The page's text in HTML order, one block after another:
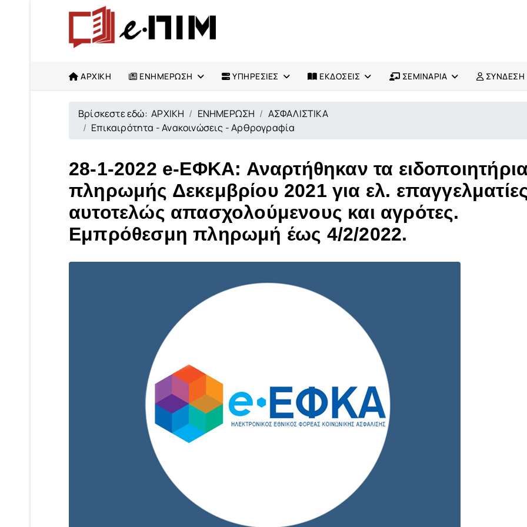
ΑΡΧΙΚΗ ΕΝΗΜΕΡΩΣΗ ΥΠΗΡΕΣΙΕΣ ΕΚΔΟΣΕΙΣ ΣΕΜΙΝΑΡΙΑ ΣΥΝΔΕΣΗ
Βρίσκεστε εδώ:ΑΡΧΙΚΗ ΕΝΗΜΕΡΩΣΗ
ΑΣΦΑΛΙΣΤΙΚΑ
Επικαιρότητα - Ανακοινώσεις - Αρθρογραφία
28-1-2022 e-ΕΦΚΑ: Αναρτήθηκαν τα
πληρωμής Δεκεμβρίου 2021 για ελ.
αυτοτελώς απασχολούμενους και αγρότες.
Εμπρόθεσμη πληρωμή έως 4/2/2022.